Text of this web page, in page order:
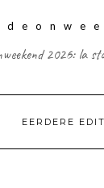
2026: la
EERDERE